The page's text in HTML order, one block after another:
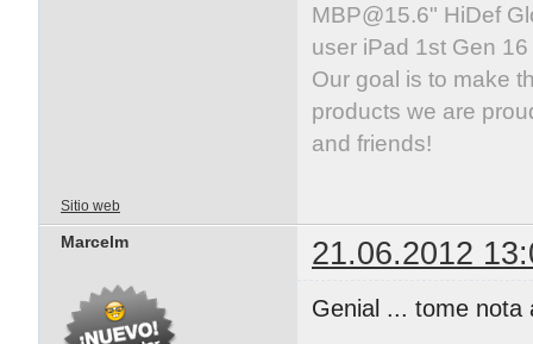
MBP@15.6" HiDef
user iPad 1st Gen 16
Our goal is to make
products we are
and friends!
Sitio web
Marcelm 21.06.2012
Genial ... tome nota